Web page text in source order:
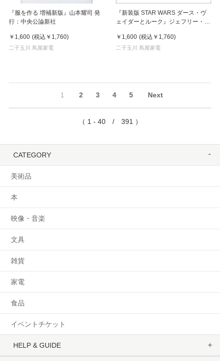
『服を作る 増補新版』山本耀司 発
行：中央公論新社
￥1,600 (税込 ￥1,760)
二子玉川 蔦屋家電
『新装版 STAR WARS ダース・ヴ
ェイダーとルーク』ジェフリー・ブ
￥1,600 (税込 ￥1,760)
二子玉川 蔦屋家電
1 2 3 4 5 Next
（ 1 - 40 / 391 ）
CATEGORY
美術品
本
映像・音楽
文具
雑貨
家電
食品
イベントチケット
HELP & GUIDE